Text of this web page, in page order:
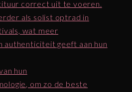
correct uit te voeren.
als solist optrad in
wat meer
authenticiteit geeft aan hun
hun
om zo de beste